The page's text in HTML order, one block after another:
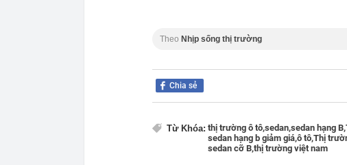
Theo Nhịp sống thị trường
Chia sẻ
Từ Khóa: thị trường ô tô,sedan,sedan hạng B,
sedan hạng b giảm giá,ô tô,Thị
sedan cỡ B,thị trường việt nam